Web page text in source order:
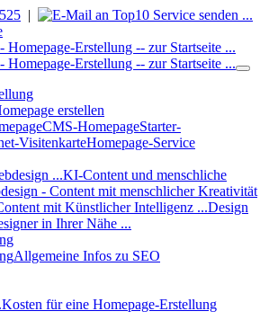
|
erstellen
CMS-HomepageStarter-
VisitenkarteHomepage-Service
...KI-Content und menschliche
- Content mit menschlicher Kreativität
mit Künstlicher Intelligenz ...Design
in Ihrer Nähe ...
Allgemeine Infos zu SEO
Kosten für eine Homepage-Erstellung